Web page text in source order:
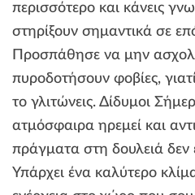
περισσότερο και κάνεις
στηρίξουν σημαντικά σε
Προσπάθησε να μην
πυροδοτήσουν φοβίες,
το γλιτώνεις. Δίδυμοι
ατμόσφαιρα ηρεμεί και
πράγματα στη δουλειά δεν
Υπάρχει ένα καλύτερο